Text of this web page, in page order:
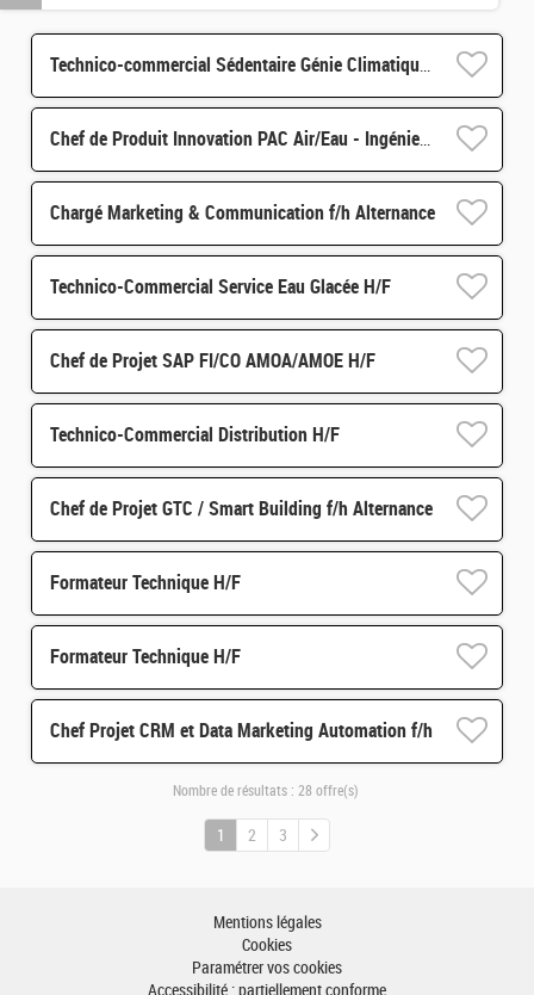
Technico-commercial Sédentaire Génie Climatique f/h Hangenbieten
Chef de Produit Innovation PAC Air/Eau - Ingénieur Thermodynamique f/h
Chargé Marketing & Communication f/h Alternance
Technico-Commercial Service Eau Glacée H/F
Chef de Projet SAP FI/CO AMOA/AMOE H/F
Technico-Commercial Distribution H/F
Chef de Projet GTC / Smart Building f/h Alternance
Formateur Technique H/F
Formateur Technique H/F
Chef Projet CRM et Data Marketing Automation f/h
Nombre de résultats : 28 offre(s)
1 2 3
Mentions légales
Cookies
Paramétrer vos cookies
Accessibilité : partiellement conforme